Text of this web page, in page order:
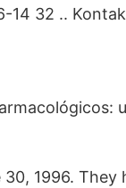
14 32 ..
1996. They